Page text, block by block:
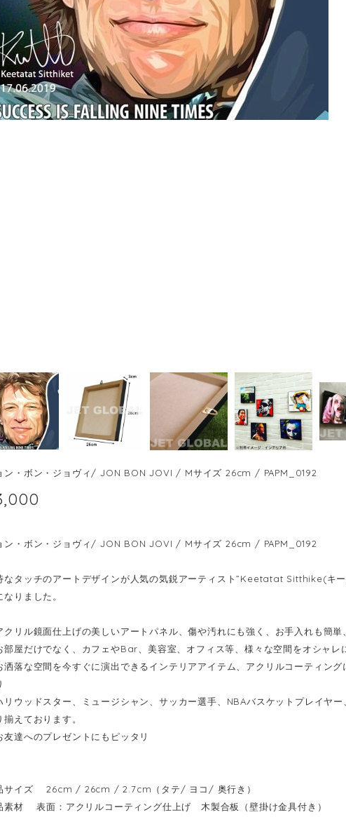
ン・ボン・ジョヴィ/ JON BON JOVI / Mサイズ 26cm / PAPM_0192
ン・ボン・ジョヴィ/ JON BON JOVI / Mサイズ 26cm / PAPM_0192
なタッチのアートデザインが人気の気鋭アーティスト”Keetatat Sitthike(キ
なりました。
クリル鏡面仕上げの美しいアートパネル、傷や汚れにも強く、お手入れも簡単
部屋だけでなく、カフェやBar、美容室、オフィス等、様々な空間をオシャレ
洒落な空間を今すぐに演出できるインテリアアイテム、アクリルコーティン
リウッドスター、ミュージシャン、サッカー選手、NBAバスケットプレイヤ
揃えております。
友達へのプレゼントにもピッタリ
サイズ 26cm / 26cm / 2.7cm（タテ/ ヨコ/ 奥行き）
素材 表面：アクリルコーティング仕上げ 木製合板（壁掛け金具付き）